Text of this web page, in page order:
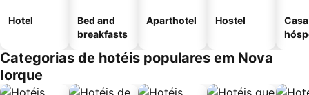
Hotel
Bed and
breakfasts
Aparthotel Hostel
Categorias de hotéis populares em Nova
Iorque